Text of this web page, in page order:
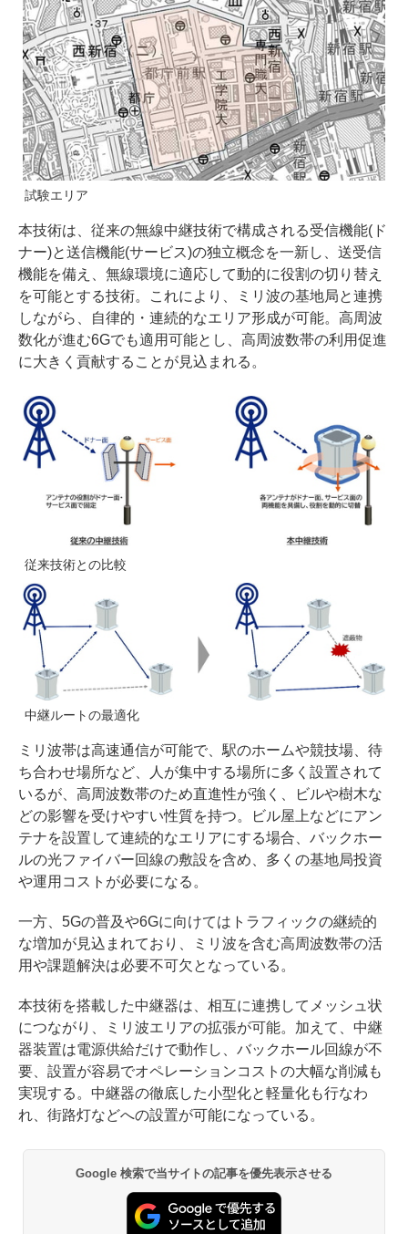
試験エリア
本技術は、従来の無線中継技術で構成される受信機能(ド
ナー)と送信機能(サービス)の独立概念を一新し、送受信
機能を備え、無線環境に適応して動的に役割の切り替え
を可能とする技術。これにより、ミリ波の基地局と連携
しながら、自律的・連続的なエリア形成が可能。高周波
数化が進む6Gでも適用可能とし、高周波数帯の利用促進
に大きく貢献することが見込まれる。
従来技術との比較
中継ルートの最適化
ミリ波帯は高速通信が可能で、駅のホームや競技場、待
ち合わせ場所など、人が集中する場所に多く設置されて
いるが、高周波数帯のため直進性が強く、ビルや樹木な
どの影響を受けやすい性質を持つ。ビル屋上などにアン
テナを設置して連続的なエリアにする場合、バックホー
ルの光ファイバー回線の敷設を含め、多くの基地局投資
や運用コストが必要になる。
一方、5Gの普及や6Gに向けてはトラフィックの継続的
な増加が見込まれており、ミリ波を含む高周波数帯の活
用や課題解決は必要不可欠となっている。
本技術を搭載した中継器は、相互に連携してメッシュ状
につながり、ミリ波エリアの拡張が可能。加えて、中継
器装置は電源供給だけで動作し、バックホール回線が不
要、設置が容易でオペレーションコストの大幅な削減も
実現する。中継器の徹底した小型化と軽量化も行なわ
れ、街路灯などへの設置が可能になっている。
Google 検索で当サイトの記事を優先表示させる